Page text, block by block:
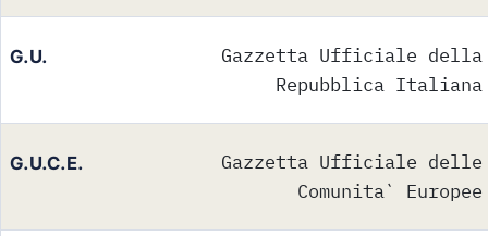
G.U.
Gazzetta Ufficiale della
Repubblica Italiana
G.U.C.E.
Gazzetta Ufficiale delle
Comunita` Europee